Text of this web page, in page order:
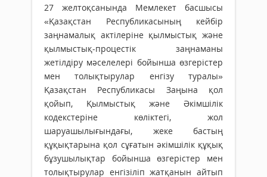
27 желтоқсанында Мемлекет басшысы
«Қазақстан Республикасының кейбір
заңнамалық актілеріне қылмыстық және
қылмыстық-процестік заңнаманы
жетілдіру мәселелері бойынша өзгерістер
мен толықтырулар енгізу туралы»
Қазақстан Республикасы Заңына қол
қойып, Қылмыстық және Әкімшілік
кодекстеріне көліктегі, жол
шаруашылығындағы, жеке бастың
құқықтарына қол сұғатын әкімшілік құқық
бұзушылықтар бойынша өзгерістер мен
толықтырулар енгізіліп жатқанын айтып